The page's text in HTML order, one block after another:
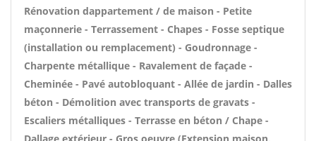
Rénovation dappartement / de maison - Petite
maçonnerie - Terrassement - Chapes - Fosse septique
(installation ou remplacement) - Goudronnage -
Charpente métallique - Ravalement de façade -
Cheminée - Pavé autobloquant - Allée de jardin - Dalles
béton - Démolition avec transports de gravats -
Escaliers métalliques - Terrasse en béton / Chape -